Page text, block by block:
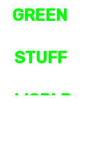
GREEN
STUFF
WORLD